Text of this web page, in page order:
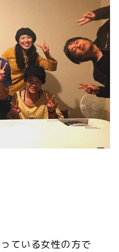
ている女性の方で